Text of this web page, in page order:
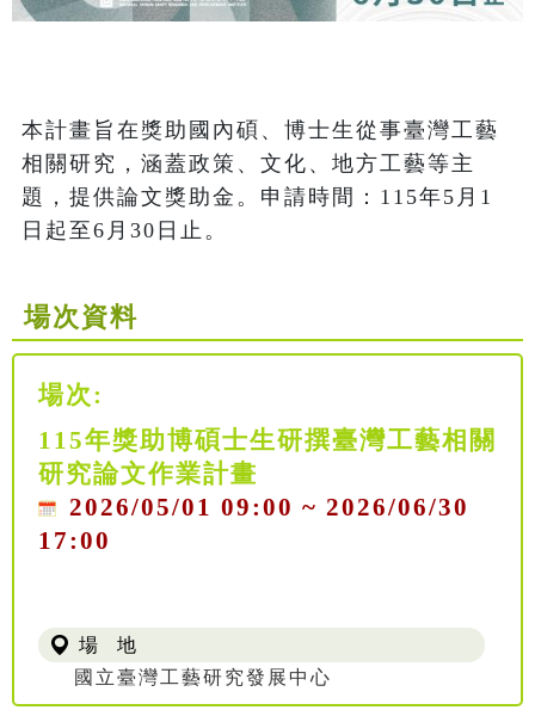
本計畫旨在獎助國內碩、博士生從事臺灣工藝
相關研究，涵蓋政策、文化、地方工藝等主
題，提供論文獎助金。申請時間：115年5月1
日起至6月30日止。
場次資料
場次:
115年獎助博碩士生研撰臺灣工藝相關
研究論文作業計畫
2026/05/01 09:00 ~ 2026/06/30
17:00
場 地
國立臺灣工藝研究發展中心